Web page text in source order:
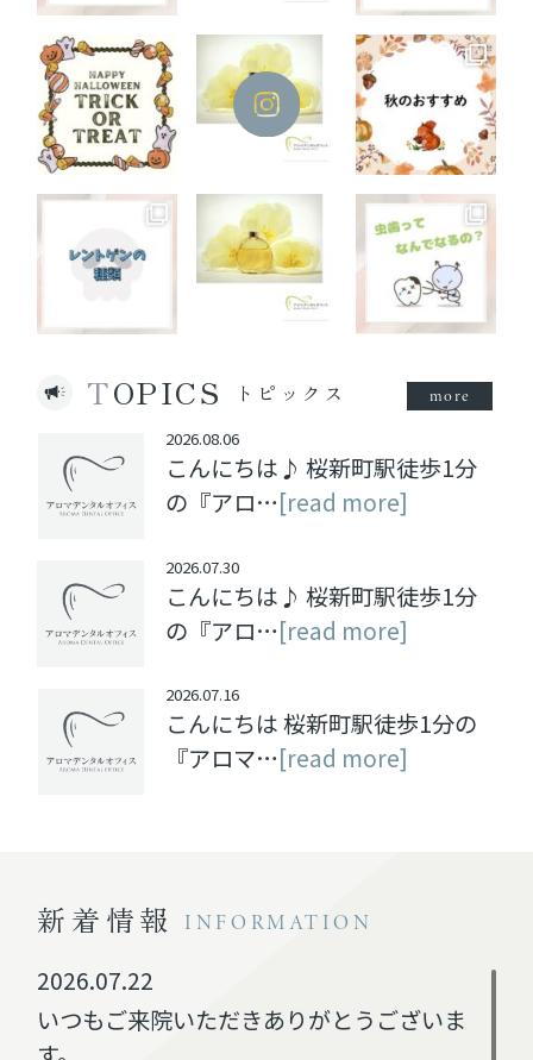
TOPICS トピックス
more
2026.08.06
こんにちは♪ 桜新町駅徒歩1分
の『アロ…[read more]
2026.07.30
こんにちは♪ 桜新町駅徒歩1分
の『アロ…[read more]
2026.07.16
こんにちは 桜新町駅徒歩1分の
『アロマ…[read more]
新着情報 INFORMATION
2026.07.22
いつもご来院いただきありがとうございま